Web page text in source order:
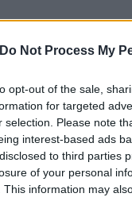
Do Not Process My
opt-out of the sale,
for targeted
selection. Please note
interest-based ads
to third parties
of your personal
This information may